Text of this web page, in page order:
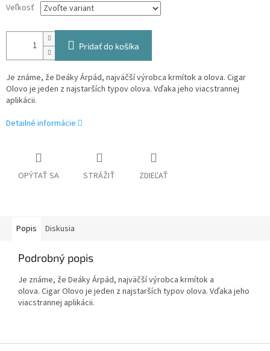
Veľkosť
Pridať do košíka
Je známe, že Deáky Árpád, najväčší výrobca krmítok a olova. Cigar
Olovo je jeden z najstarších typov olova. Vďaka jeho viacstrannej
aplikácii.
Detailné informácie
OPÝTAŤ SA STRÁŽIŤ ZDIEĽAŤ
Popis Diskusia
Podrobný popis
Je známe, že Deáky Árpád, najväčší výrobca krmítok a
olova. Cigar Olovo je jeden z najstarších typov olova. Vďaka jeho
viacstrannej aplikácii.